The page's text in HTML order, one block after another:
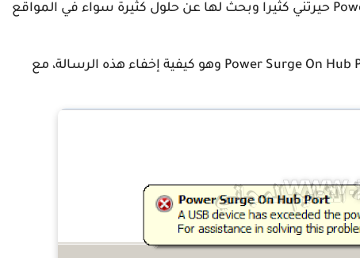
بكل صراحة فإن مشكلة Power Surge On Hub Port حيرتني كثيرا وبحث لها عن حلول كثيرة سواء في المواقع
وستجد شئ واحدا إذا بحث عن حل لمشكلة Power Surge On Hub Port وهو كيفية إخفاء هذه الرسالة، مع